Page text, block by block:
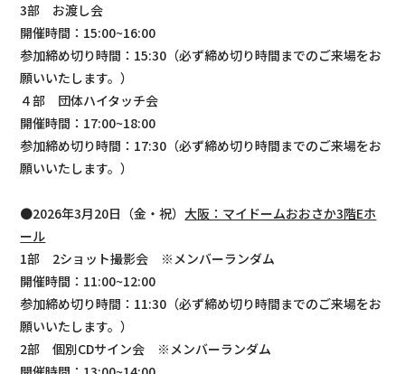
3部 お渡し会
開催時間：15:00~16:00
参加締め切り時間：15:30（必ず締め切り時間までのご来場をお
願いいたします。）
４部 団体ハイタッチ会
開催時間：17:00~18:00
参加締め切り時間：17:30（必ず締め切り時間までのご来場をお
願いいたします。）
●2026年3月20日（金・祝）大阪：マイドームおおさか3階Eホ
ール
1部 2ショット撮影会 ※メンバーランダム
開催時間：11:00~12:00
参加締め切り時間：11:30（必ず締め切り時間までのご来場をお
願いいたします。）
2部 個別CDサイン会 ※メンバーランダム